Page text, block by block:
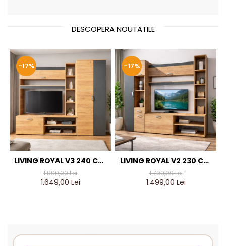
DESCOPERA NOUTATILE
-17%
LIVING ROYAL V3 240 CM,
STEJAR AURIU & GRI
ANTRACIT – MOBILIER
1.990,00 Lei
1.649,00 Lei
-17%
LIVING ROYAL V2 230 CM,
STEJAR AURIU & GRI
ANTRACIT – MOBILIER
1.799,00 Lei
1.499,00 Lei